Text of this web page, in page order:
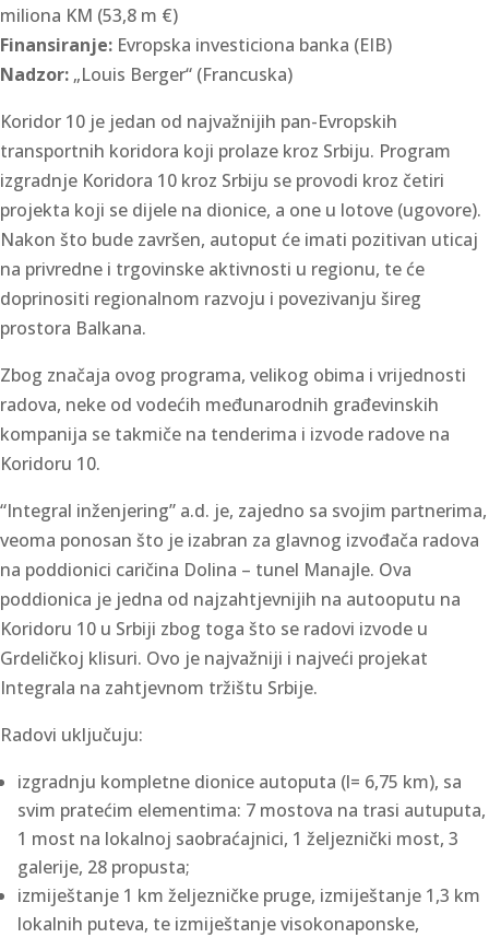
miliona KM (53,8 m €)
Finansiranje: Evropska investiciona banka (EIB)
Nadzor: „Louis Berger“ (Francuska)
Koridor 10 je jedan od najvažnijih pan-Evropskih
transportnih koridora koji prolaze kroz Srbiju. Program
izgradnje Koridora 10 kroz Srbiju se provodi kroz četiri
projekta koji se dijele na dionice, a one u lotove (ugovore).
Nakon što bude završen, autoput će imati pozitivan uticaj
na privredne i trgovinske aktivnosti u regionu, te će
doprinositi regionalnom razvoju i povezivanju šireg
prostora Balkana.
Zbog značaja ovog programa, velikog obima i vrijednosti
radova, neke od vodećih međunarodnih građevinskih
kompanija se takmiče na tenderima i izvode radove na
Koridoru 10.
“Integral inženjering” a.d. je, zajedno sa svojim partnerima,
veoma ponosan što je izabran za glavnog izvođača radova
na poddionici caričina Dolina – tunel Manajle. Ova
poddionica je jedna od najzahtjevnijih na autooputu na
Koridoru 10 u Srbiji zbog toga što se radovi izvode u
Grdeličkoj klisuri. Ovo je najvažniji i najveći projekat
Integrala na zahtjevnom tržištu Srbije.
Radovi uključuju:
izgradnju kompletne dionice autoputa (l= 6,75 km), sa
svim pratećim elementima: 7 mostova na trasi autuputa,
1 most na lokalnoj saobraćajnici, 1 željeznički most, 3
galerije, 28 propusta;
izmiještanje 1 km željezničke pruge, izmiještanje 1,3 km
lokalnih puteva, te izmiještanje visokonaponske,